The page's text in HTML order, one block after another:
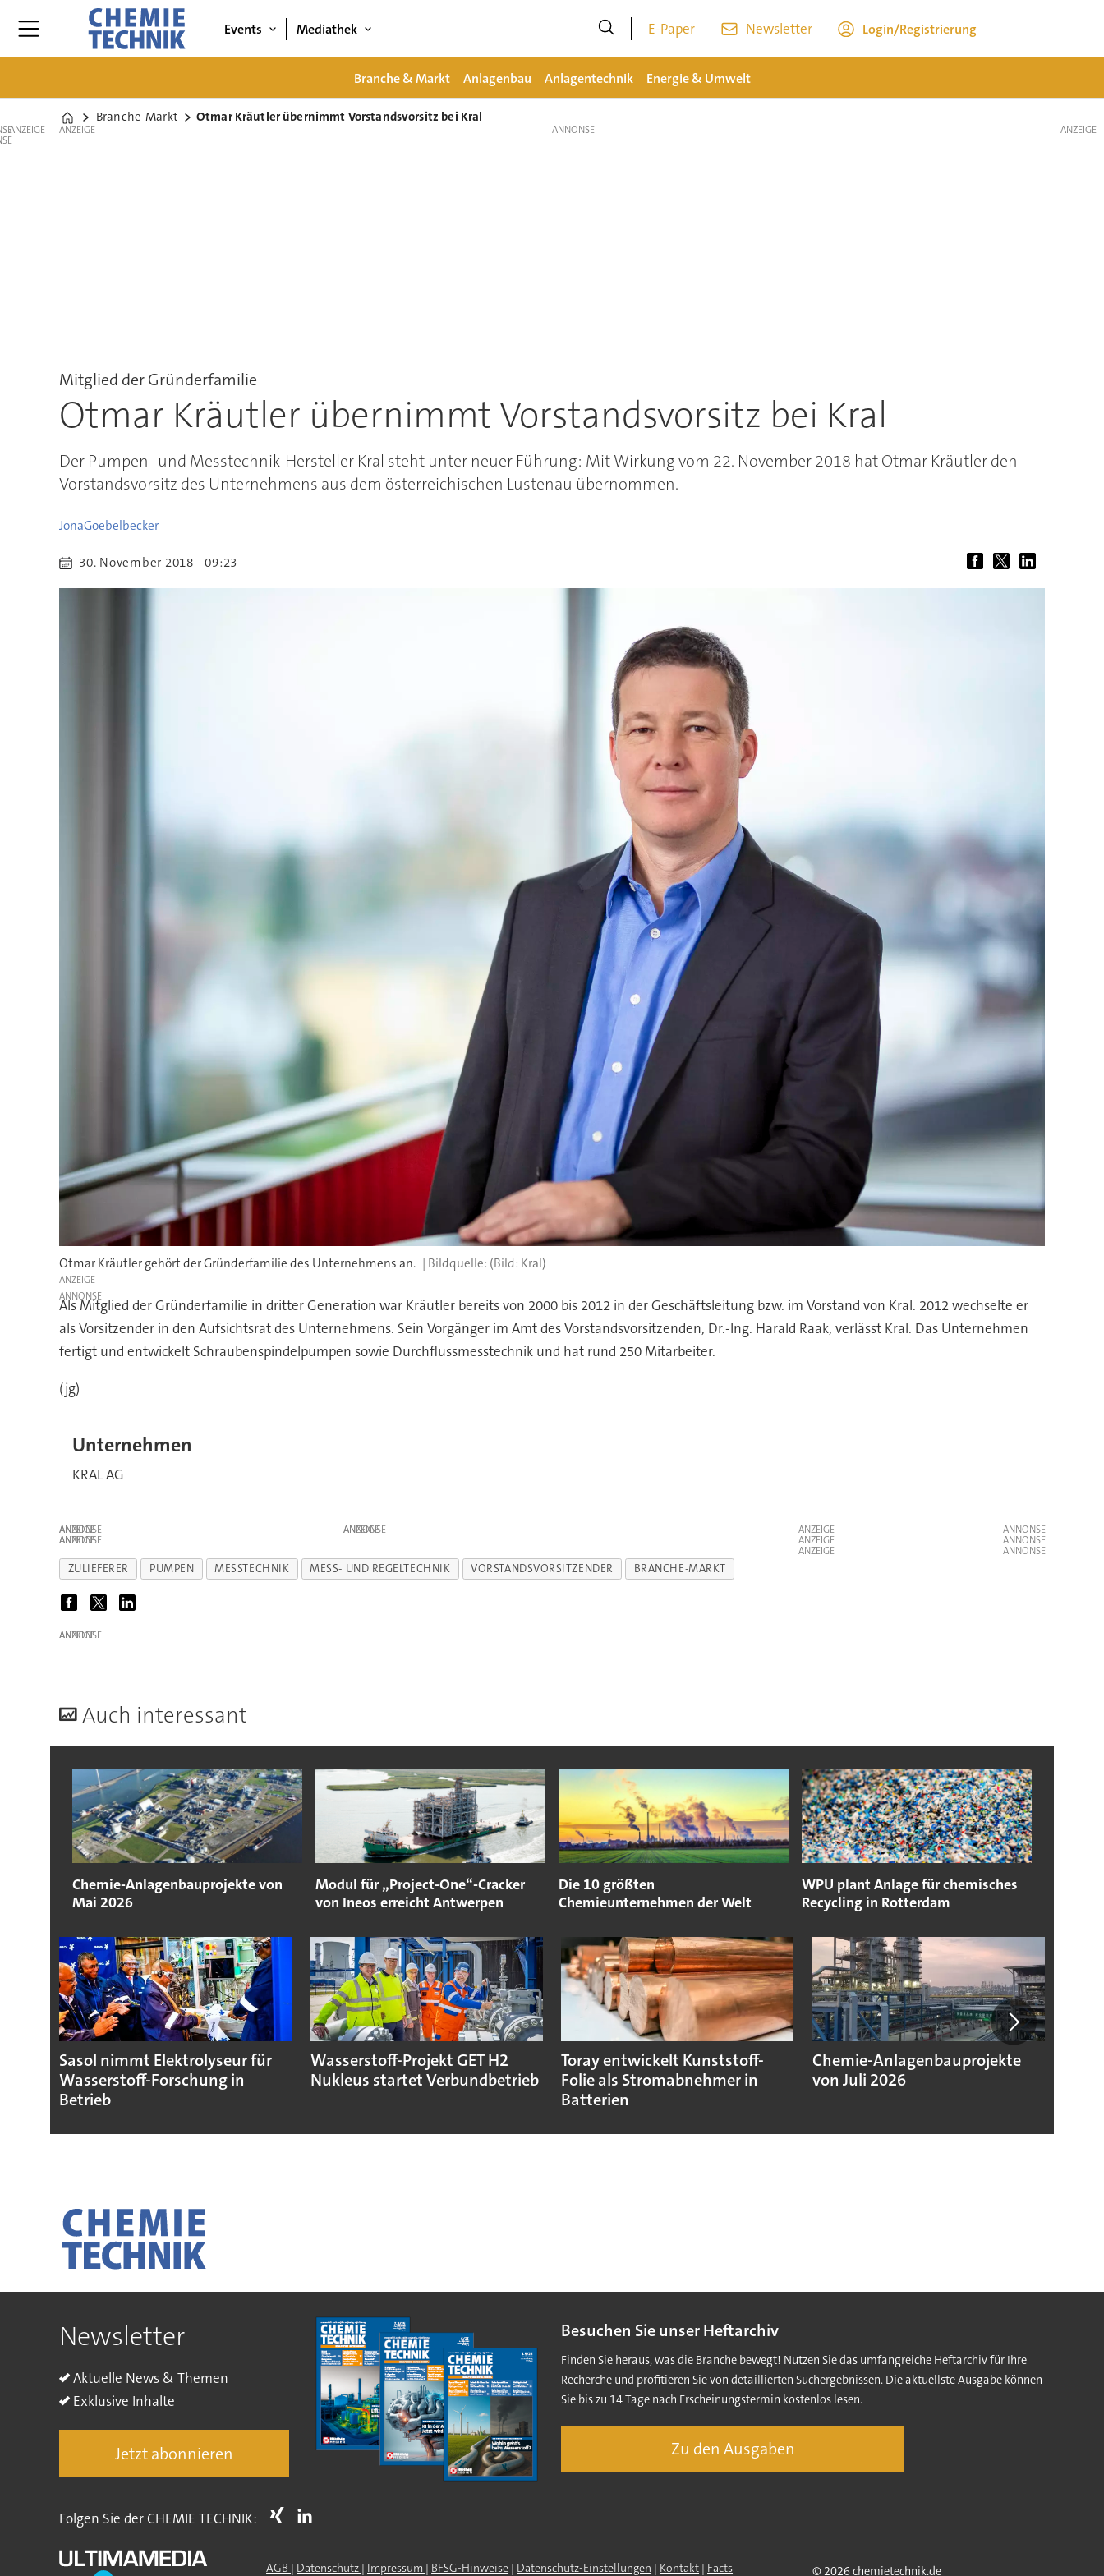
Events Mediathek E-Paper Newsletter Login/Registrierung
Branche & Markt Anlagenbau Anlagentechnik Energie & Umwelt
Home
Branche-Markt Otmar Kräutler übernimmt Vorstandsvorsitz bei Kral
ANZEIGE ANZEIGE
Mitglied der Gründerfamilie
Otmar Kräutler übernimmt Vorstandsvorsitz bei Kral
Der Pumpen- und Messtechnik-Hersteller Kral steht unter neuer Führung: Mit Wirkung vom 22. November 2018 hat Otmar Kräutler den
Vorstandsvorsitz des Unternehmens aus dem österreichischen Lustenau übernommen.
JonaGoebelbecker
30. November 2018 - 09:23
Otmar Kräutler gehört der Gründerfamilie des Unternehmens an. (Bild: Kral)
ANZEIGE
Als Mitglied der Gründerfamilie in dritter Generation war Kräutler bereits von 2000 bis 2012 in der Geschäftsleitung bzw. im Vorstand von Kral. 2012 wechselte er
als Vorsitzender in den Aufsichtsrat des Unternehmens. Sein Vorgänger im Amt des Vorstandsvorsitzenden, Dr.-Ing. Harald Raak, verlässt Kral. Das Unternehmen
fertigt und entwickelt Schraubenspindelpumpen sowie Durchflussmesstechnik und hat rund 250 Mitarbeiter.
(jg)
Unternehmen
KRAL AG
ANZEIGE ANZEIGE
ANZEIGE
ANZEIGE
ANZEIGE
ANZEIGE
ZULIEFERER PUMPEN MESSTECHNIK MESS- UND REGELTECHNIK VORSTANDSVORSITZENDER BRANCHE-MARKT
ANZEIGE
Auch interessant
Chemie-Anlagenbauprojekte von
Mai 2026
Modul für „Project-One“-Cracker
von Ineos erreicht Antwerpen
Die 10 größten
Chemieunternehmen der Welt
WPU plant Anlage für chemisches
Recycling in Rotterdam
Sasol nimmt Elektrolyseur für
Wasserstoff-Forschung in
Betrieb
Wasserstoff-Projekt GET H2
Nukleus startet Verbundbetrieb
Toray entwickelt Kunststoff-
Folie als Stromabnehmer in
Batterien
Chemie-Anlagenbauprojekte
von Juli 2026
ANZEIGE
Newsletter
Aktuelle News & Themen
Exklusive Inhalte
Jetzt abonnieren
Besuchen Sie unser Heftarchiv
Finden Sie heraus, was die Branche bewegt! Nutzen Sie das umfangreiche Heftarchiv für Ihre
Recherche und profitieren Sie von detaillierten Suchergebnissen. Die aktuellste Ausgabe können
Sie bis zu 14 Tage nach Erscheinungstermin kostenlos lesen.
Zu den Ausgaben
Folgen Sie der CHEMIE TECHNIK:
AGB | Datenschutz | Impressum | BFSG-Hinweise | Datenschutz-Einstellungen | Kontakt | Facts © 2026 chemietechnik.de